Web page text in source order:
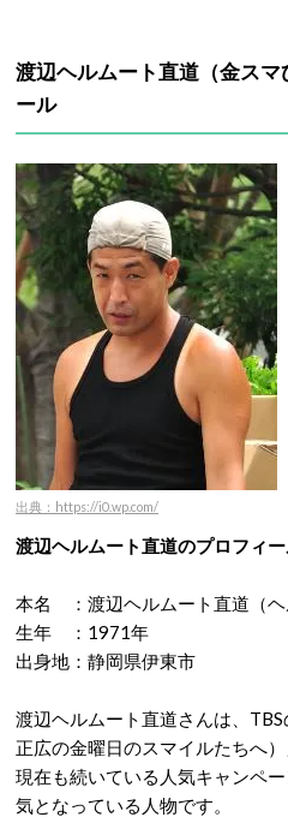
渡辺ヘルムート直道（金ス
ール
出典：https://i0.wp.com/
渡辺ヘルムート直道のプロフィ
本名 ：渡辺ヘルムート直道（ヘ
生年 ：1971年
出身地：静岡県伊東市
渡辺ヘルムート直道さんは、
正広の金曜日のスマイルたちへ
現在も続いている人気キャンペ
気となっている人物です。